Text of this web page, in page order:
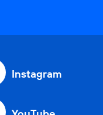
Instagram